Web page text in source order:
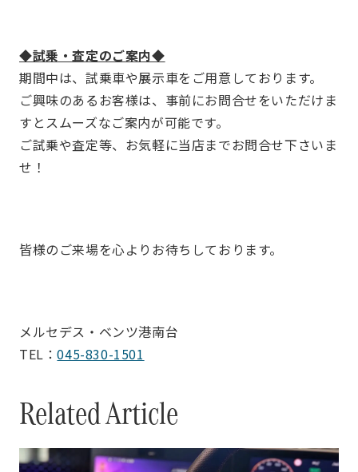
◆試乗・査定のご案内◆
期間中は、試乗車や展示車をご用意しております。
ご興味のあるお客様は、事前にお問合せをいただけま
すとスムーズなご案内が可能です。
ご試乗や査定等、お気軽に当店までお問合せ下さいま
せ！
皆様のご来場を心よりお待ちしております。
メルセデス・ベンツ港南台
TEL：045-830-1501
Related Article